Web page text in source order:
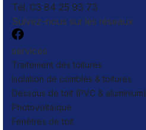
Tél. 03 84 25 93 73
Suivez-nous sur les réseaux
services
Traitement des toitures
Isolation de combles & toitures
Dessous de toit (PVC & aluminium)
Photovoltaïque
Fenêtres de toit